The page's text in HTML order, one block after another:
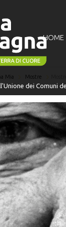
HOME
Mia Mostre